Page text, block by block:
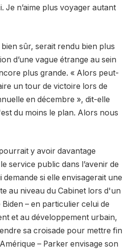
Je n’aime plus voyager autant
sûr, serait rendu bien plus
d’une vague étrange au sein
plus grande. « Alors peut-
un tour de victoire lors de
en décembre », dit-elle
du moins le plan. Alors nous
y avoir davantage
service public dans l’avenir de
si elle envisagerait une
au niveau du Cabinet lors d'un
– en particulier celui de
et au développement urbain,
sa croisade pour mettre fin
– Parker envisage son